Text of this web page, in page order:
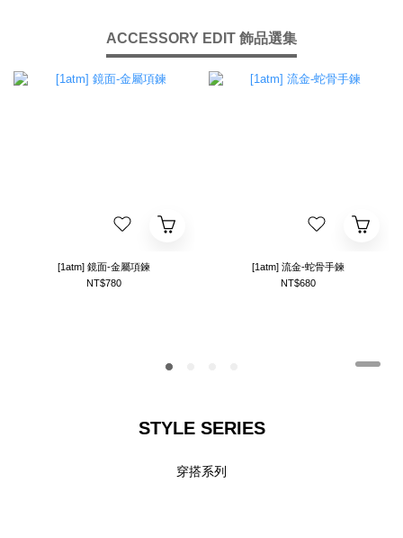
ACCESSORY EDIT 飾品選集
[1atm] 鏡面-金屬項鍊
NT$780
[1atm] 流金-蛇骨手鍊
NT$680
STYLE SERIES
穿搭系列